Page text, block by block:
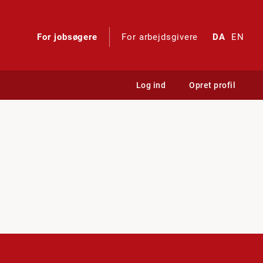
For jobsøgere For arbejdsgivere DA EN
Log ind Opret profil